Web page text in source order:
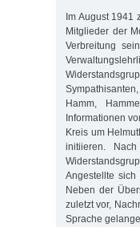
Im August 1941
Mitglieder der
Verbreitung
Hamm,
Informationen
Kreis um
initiieren.
Angestellte
Neben der
zuletzt vor,
Sprache